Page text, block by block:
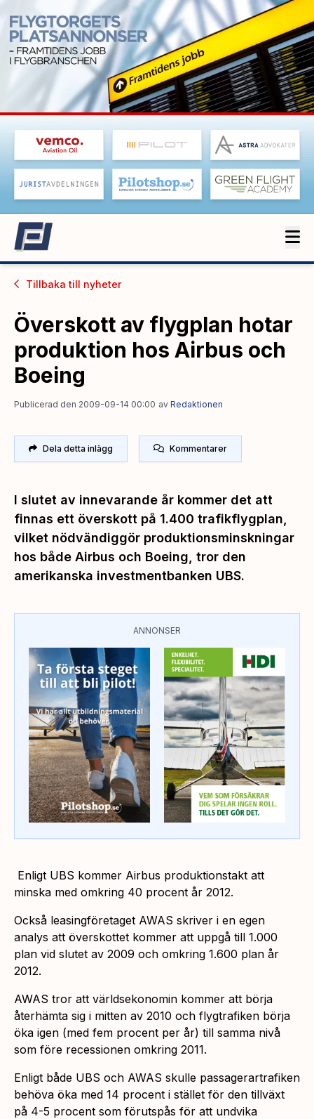
Tillbaka till nyheter
Överskott av flygplan hotar
produktion hos Airbus och
Boeing
Publicerad den 2009-09-14 00:00 av Redaktionen
Dela detta inlägg Kommentarer
I slutet av innevarande år kommer det att
finnas ett överskott på 1.400 trafikflygplan,
vilket nödvändiggör produktionsminskningar
hos både Airbus och Boeing, tror den
amerikanska investmentbanken UBS.
ANNONSER
Enligt UBS kommer Airbus produktionstakt att
minska med omkring 40 procent år 2012.
Också leasingföretaget AWAS skriver i en egen
analys att överskottet kommer att uppgå till 1.000
plan vid slutet av 2009 och omkring 1.600 plan år
2012.
AWAS tror att världsekonomin kommer att börja
återhämta sig i mitten av 2010 och flygtrafiken börja
öka igen (med fem procent per år) till samma nivå
som före recessionen omkring 2011.
Enligt både UBS och AWAS skulle passagerartrafiken
behöva öka med 14 procent i stället för den tillväxt
på 4-5 procent som förutspås för att undvika